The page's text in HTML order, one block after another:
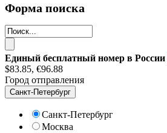
Форма поиска
Единый бесплатный номер в России
$83.85, €96.88
Город отправления
Санкт-Петербург
Санкт-Петербург
Москва